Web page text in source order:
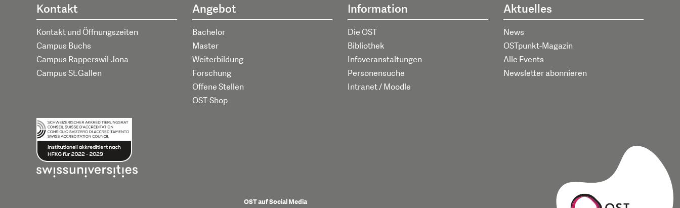
Kontakt
Kontakt und Öffnungszeiten
Campus Buchs
Campus Rapperswil-Jona
Campus St.Gallen
Angebot
Bachelor
Master
Weiterbildung
Forschung
Offene Stellen
OST-Shop
Information
Die OST
Bibliothek
Infoveranstaltungen
Personensuche
Intranet / Moodle
Aktuelles
News
OSTpunkt-Magazin
Alle Events
Newsletter abonnieren
OST auf Social Media